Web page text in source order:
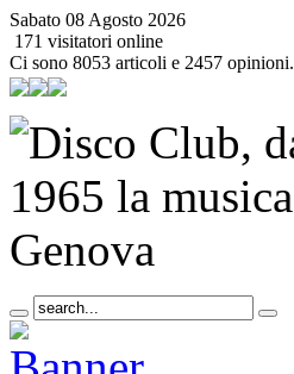
Sabato 08 Agosto 2026
171 visitatori online
Ci sono 8053 articoli e 2457 opinioni.